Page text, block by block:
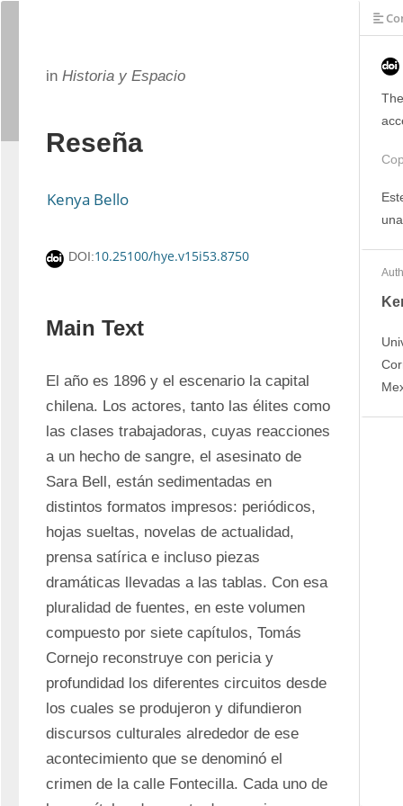
in Historia y Espacio
Reseña
Kenya Bello
DOI:10.25100/hye.v15i53.8750
Main Text
El año es 1896 y el escenario la capital
chilena. Los actores, tanto las élites como
las clases trabajadoras, cuyas reacciones
a un hecho de sangre, el asesinato de
Sara Bell, están sedimentadas en
distintos formatos impresos: periódicos,
hojas sueltas, novelas de actualidad,
prensa satírica e incluso piezas
dramáticas llevadas a las tablas. Con esa
pluralidad de fuentes, en este volumen
compuesto por siete capítulos, Tomás
Cornejo reconstruye con pericia y
profundidad los diferentes circuitos desde
los cuales se produjeron y difundieron
discursos culturales alrededor de ese
acontecimiento que se denominó el
crimen de la calle Fontecilla. Cada uno de